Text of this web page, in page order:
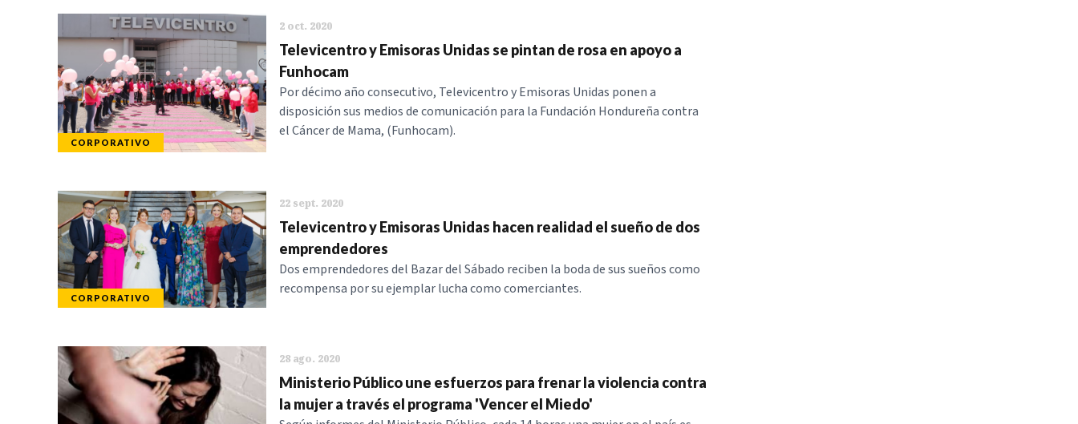
CORPORATIVO
2 oct. 2020
Televicentro y Emisoras Unidas se pintan de rosa en apoyo a
Funhocam
Por décimo año consecutivo, Televicentro y Emisoras Unidas ponen a
disposición sus medios de comunicación para la Fundación Hondureña contra
el Cáncer de Mama, (Funhocam).
CORPORATIVO
22 sept. 2020
Televicentro y Emisoras Unidas hacen realidad el sueño de dos
emprendedores
Dos emprendedores del Bazar del Sábado reciben la boda de sus sueños como
recompensa por su ejemplar lucha como comerciantes.
28 ago. 2020
Ministerio Público une esfuerzos para frenar la violencia contra
la mujer a través el programa 'Vencer el Miedo'